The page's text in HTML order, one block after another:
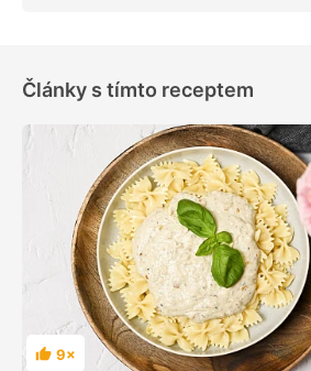
Články s tímto receptem
Hodnocení
9×